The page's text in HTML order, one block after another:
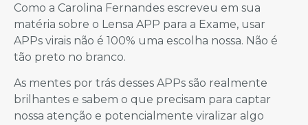
Como a Carolina Fernandes escreveu em sua
matéria sobre o Lensa APP para a Exame, usar
APPs virais não é 100% uma escolha nossa. Não é
tão preto no branco.
As mentes por trás desses APPs são realmente
brilhantes e sabem o que precisam para captar
nossa atenção e potencialmente viralizar algo